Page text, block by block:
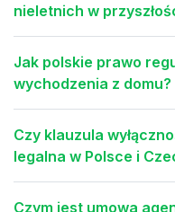
nieletnich w
Jak polskie prawo
wychodzenia z domu?
Czy klauzula
legalna w Polsce i
Czym jest umowa